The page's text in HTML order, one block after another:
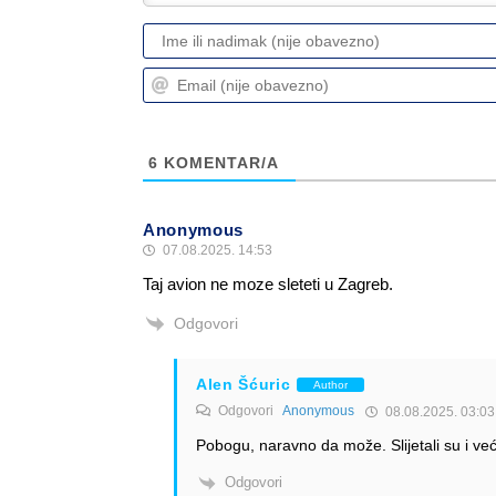
6 KOMENTAR/A
Anonymous
07.08.2025. 14:53
Taj avion ne moze sleteti u Zagreb.
Odgovori
Alen Šćuric Author
Odgovori Anonymous 08.08.2025. 03:03
Pobogu, naravno da može. Slijetali su i
Odgovori